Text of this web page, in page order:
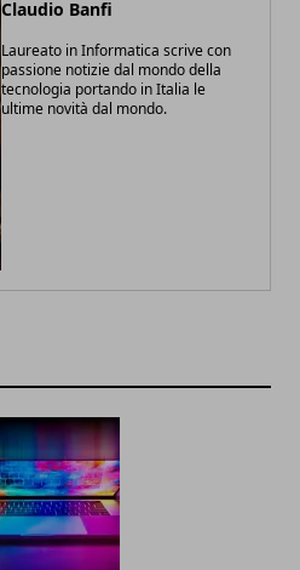
Claudio Banfi
Laureato in Informatica scrive con
passione notizie dal mondo della
tecnologia portando in Italia le
ultime novità dal mondo.